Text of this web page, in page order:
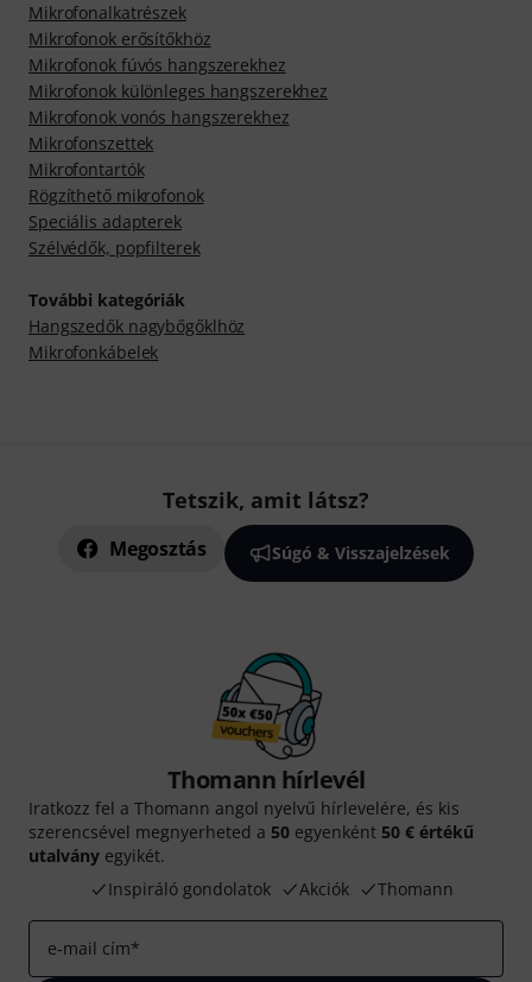
Mikrofonalkatrészek
Mikrofonok erősítőkhöz
Mikrofonok fúvós hangszerekhez
Mikrofonok különleges hangszerekhez
Mikrofonok vonós hangszerekhez
Mikrofonszettek
Mikrofontartók
Rögzíthető mikrofonok
Speciális adapterek
Szélvédők, popfilterek
További kategóriák
Hangszedők nagybőgőklhöz
Mikrofonkábelek
Tetszik, amit látsz?
Megosztás Súgó & Visszajelzések
Thomann hírlevél
Iratkozz fel a Thomann angol nyelvű hírlevelére, és kis
szerencsével megnyerheted a 50 egyenként 50 € értékű
utalvány egyikét.
Inspiráló gondolatok
Akciók Thomann
e-mail cím*